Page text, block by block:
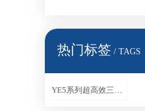
热门标签 / TAGS
YE5系列超高效三相异步电动机